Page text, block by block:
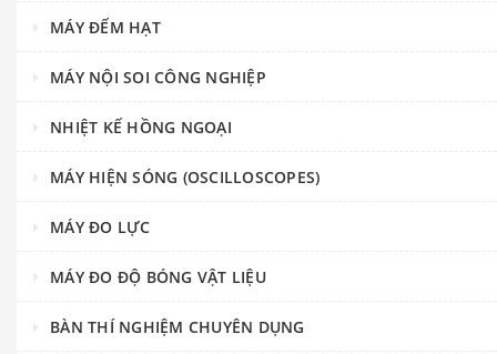
MÁY ĐẾM HẠT
MÁY NỘI SOI CÔNG NGHIỆP
NHIỆT KẾ HỒNG NGOẠI
MÁY HIỆN SÓNG (OSCILLOSCOPES)
MÁY ĐO LỰC
MÁY ĐO ĐỘ BÓNG VẬT LIỆU
BÀN THÍ NGHIỆM CHUYÊN DỤNG